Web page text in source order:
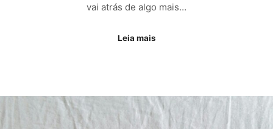
vai atrás de algo mais…
Leia mais